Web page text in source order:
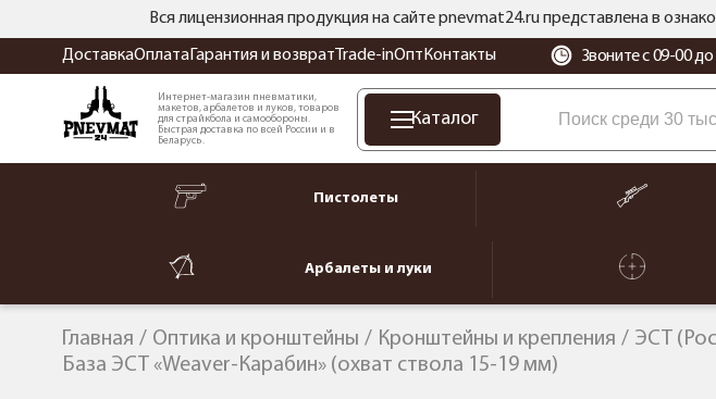
Вся лицензионная продукция на сайте pnevmat24.ru представлена в
ДоставкаОплата Гарантия и возврат Trade-inОпт Контакты Звоните с 09-00
Интернет-магазин пневматики,
макетов, арбалетов и луков, товаров
для страйкбола и самообороны.
Быстрая доставка по всей России и в
Беларусь.
Каталог
Пистолеты
Арбалеты и луки
Главная Оптика и кронштейны Кронштейны и крепления
ЭСТ
База ЭСТ «Weaver-Карабин» (охват ствола 15-19 мм)